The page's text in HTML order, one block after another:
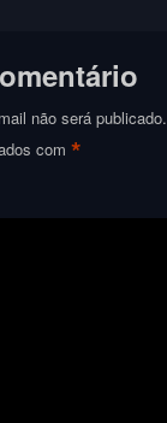
não será publicado.
com*